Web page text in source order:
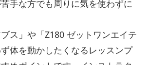
手な方でも周りに気を使わずに
ブス」や「Z180 ゼットワンエイテ
体を動かしたくなるレッスンプ